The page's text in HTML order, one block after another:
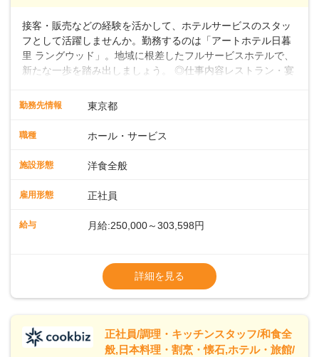
接客・販売などの経験を活かして、ホテルサービスのスタッ
フとして活躍しませんか。勤務するのは「アートホテル日暮
里 ラングウッド」。地域に根差したフルサービスホテルで、
新たな一歩を踏み出しましょう。 ◎仕事内容レストラン・宴
や、メニュー説明、オーダーや料理のご提供ほか、予約対応
体を把握し、あなたの真心こもるおもてなしでゲストを笑顔
経験のある方はもちろん、ホテル経験がない方も歓迎。飲食
中です。◇◇クラシカルモダンなホテル◇◇新宿・東京駅ま
どのご利用が多数。18タイプのバンケットルームほか、朝食
烹みなと」などがあります。 ◆POINT◇◇ワークライフバラ
ンスがとりやすい♪育休産休、介護休暇などの制度も整ってお
スデー休暇や永年勤続休暇などの制度もあります。
勤務先情報 東京都
職種 ホール・サービス
施設形態 洋食全般
雇用形態 正社員
給与 月給:250,000～303,598円
◎賞与／年2回（年2か月分支給）
※現在の給与・経験・スキルを考慮します
詳細を見る
正社員/調理・キッチンスタッフ/和食全
般,日本料理・割烹・懐石,ホテル・旅館/